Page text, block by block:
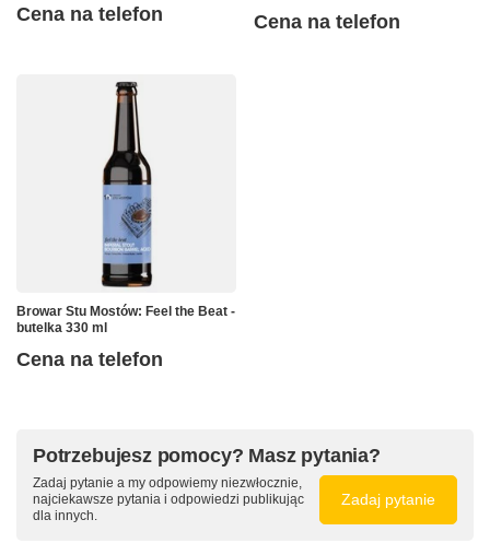
Cena na telefon Cena na telefon
Browar Stu Mostów: Feel the Beat -
butelka 330 ml
Cena na telefon
Potrzebujesz pomocy? Masz pytania?
Zadaj pytanie a my odpowiemy niezwłocznie,
najciekawsze pytania i odpowiedzi publikując
dla innych.
Zadaj pytanie